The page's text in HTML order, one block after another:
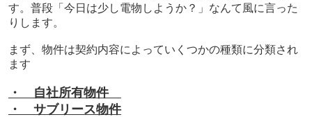
す。普段「今日は少し電物しようか？」なんて風に言った
りします。
まず、物件は契約内容によっていくつかの種類に分類され
ます
・ 自社所有物件
・ サブリース物件